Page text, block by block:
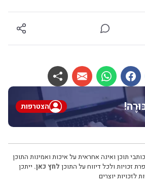
הצטרפות
תוכן ואינה אחראית על איכות ואמינות התוכן
זכויות ולכל דיווח על התוכן לחץ כאן. ייתכן
לזכויות יוצרים